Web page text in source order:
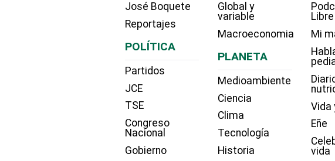
José Boquete
Reportajes
POLÍTICA
Partidos
JCE
TSE
Congreso
Nacional
Gobierno
Global y
variable
Macroeconomia
PLANETA
Medioambiente
Ciencia
Clima
Tecnología
Historia
Libre
Mi
Vida
Eñe
vida